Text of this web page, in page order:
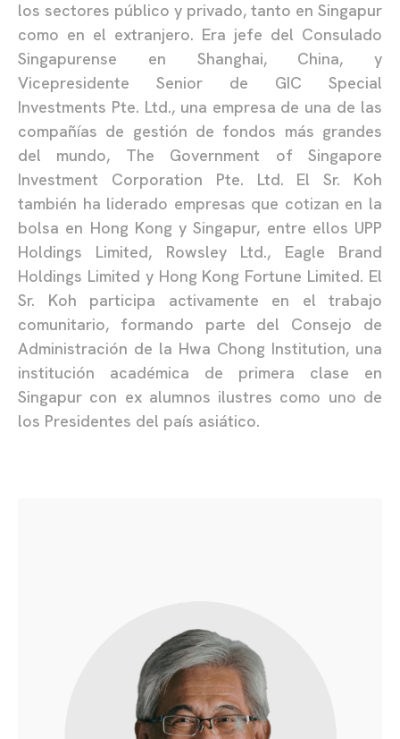
los sectores público y privado, tanto en Singapur
como en el extranjero. Era jefe del Consulado
Singapurense en Shanghai, China, y
Vicepresidente Senior de GIC Special
Investments Pte. Ltd., una empresa de una de las
compañías de gestión de fondos más grandes
del mundo, The Government of Singapore
Investment Corporation Pte. Ltd. El Sr. Koh
también ha liderado empresas que cotizan en la
bolsa en Hong Kong y Singapur, entre ellos UPP
Holdings Limited, Rowsley Ltd., Eagle Brand
Holdings Limited y Hong Kong Fortune Limited. El
Sr. Koh participa activamente en el trabajo
comunitario, formando parte del Consejo de
Administración de la Hwa Chong Institution, una
institución académica de primera clase en
Singapur con ex alumnos ilustres como uno de
los Presidentes del país asiático.